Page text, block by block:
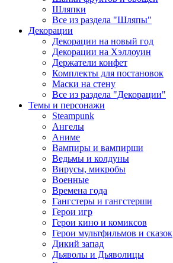
Шляпки
Все из раздела "Шляпы"
Декорации
Декорации на новый год
Декорации на Хэллоуин
Держатели конфет
Комплекты для постановок
Маски на стену
Все из раздела "Декорации"
Темы и персонажи
Steampunk
Ангелы
Аниме
Вампиры и вампирши
Ведьмы и колдуны
Вирусы, микробы
Военные
Времена года
Гангстеры и гангстерши
Герои игр
Герои кино и комиксов
Герои мультфильмов и сказок
Дикий запад
Дьяволы и Дьяволицы